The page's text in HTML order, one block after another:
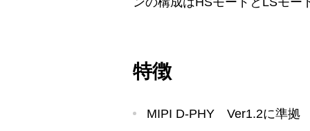
特徴
MIPI D-PHY Ver1.2に準拠